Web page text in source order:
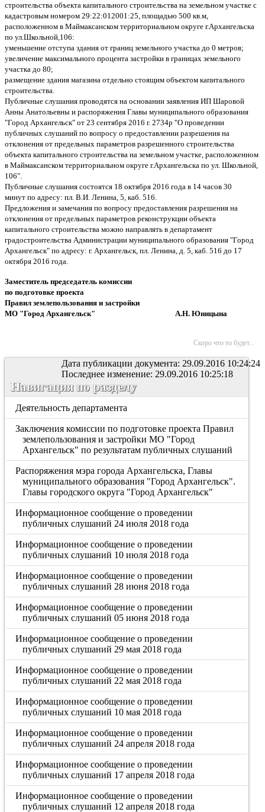
строительства объекта капитального строительства на земельном участке с
кадастровым номером 29:22:012001:25, площадью 500 кв.м,
расположенном в Маймаксанском территориальном округе г.Архангельска
по ул.Школьной,106:
уменьшение отступа здания от границ земельного участка до 0 метров;
увеличение максимального процента застройки в границах земельного
участка до 80;
размещение здания магазина отдельно стоящим объектом капитального
строительства.
Публичные слушания проводятся на основании заявления ИП Шаровой
Анны Анатольевны и распоряжения Главы муниципального образования
"Город Архангельск" от 23 сентября 2016 г. 2734р "О проведении
публичных слушаний по вопросу о предоставлении разрешения на
отклонения от предельных параметров разрешенного строительства
объекта капитального строительства на земельном участке, расположенном
в Маймаксанском территориальном округе г.Архангельска по ул. Школьной,
106".
Публичные слушания состоятся 18 октября 2016 года в 14 часов 30
минут по адресу: пл. В.И. Ленина, 5, каб. 516.
Предложения и замечания по вопросу предоставления разрешения на
отклонения от предельных параметров реконструкции объекта
капитального строительства можно направлять в департамент
градостроительства Администрации муниципального образования "Город
Архангельск" по адресу: г. Архангельск, пл. Ленина, д. 5, каб. 516 до 17
октября 2016 года.
Заместитель председатель комиссии
по подготовке проекта
Правил землепользования и застройки
МО "Город Архангельск" А.Н. Юницына
Скоро что то будет...
Дата публикации документа: 29.09.2016 10:24:24
Последнее изменение: 29.09.2016 10:25:18
Навигация по разделу
Деятельность департамента
Заключения комиссии по подготовке проекта Правил
землепользования и застройки МО "Город
Архангельск" по результатам публичных слушаний
Распоряжения мэра города Архангельска, Главы
муниципального образования "Город Архангельск".
Главы городского округа "Город Архангельск"
Информационное сообщение о проведении
публичных слушаний 24 июля 2018 года
Информационное сообщение о проведении
публичных слушаний 10 июля 2018 года
Информационное сообщение о проведении
публичных слушаний 28 июня 2018 года
Информационное сообщение о проведении
публичных слушаний 05 июня 2018 года
Информационное сообщение о проведении
публичных слушаний 29 мая 2018 года
Информационное сообщение о проведении
публичных слушаний 22 мая 2018 года
Информационное сообщение о проведении
публичных слушаний 10 мая 2018 года
Информационное сообщение о проведении
публичных слушаний 24 апреля 2018 года
Информационное сообщение о проведении
публичных слушаний 17 апреля 2018 года
Информационное сообщение о проведении
публичных слушаний 12 апреля 2018 года